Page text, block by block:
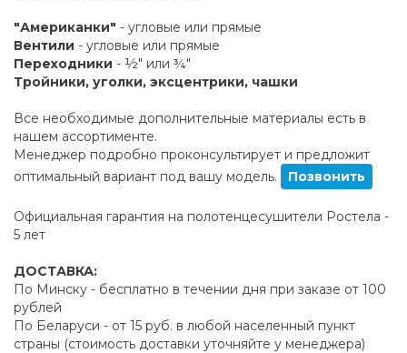
"Американки" - угловые или прямые
Вентили - угловые или прямые
Переходники - ½" или ¾"
Тройники, уголки, эксцентрики, чашки
Все необходимые дополнительные материалы есть в
нашем ассортименте.
Менеджер подробно проконсультирует и предложит
оптимальный вариант под вашу модель.
Позвонить
Официальная гарантия на полотенцесушители Ростела -
5 лет
ДОСТАВКА:
По Минску - бесплатно в течении дня при заказе от 100
рублей
По Беларуси - от 15 руб. в любой населенный пункт
страны (стоимость доставки уточняйте у менеджера)